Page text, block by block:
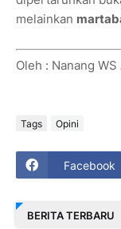
melainkan
Oleh : Nanang
Tags Opini
Facebook
BERITA TERBARU